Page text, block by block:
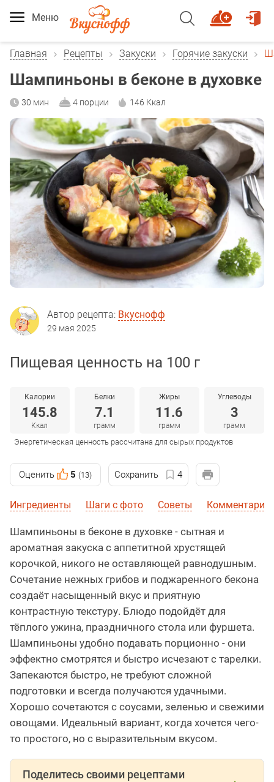
Меню
Главная Рецепты Закуски Горячие закуски
Шампиньоны в беконе в духовке
30 мин 4 порции 146 Ккал
Автор рецепта: Вкуснофф
29 мая 2025
Пищевая ценность на 100 г
Калории
145.8
Ккал
Белки
7.1
грамм
Жиры
11.6
грамм
Углеводы
3
грамм
Энергетическая ценность рассчитана для сырых продуктов
Оценить 5 (13) Сохранить 4
Ингредиенты Шаги с фото Советы Комментарии
Шампиньоны в беконе в духовке - сытная и
ароматная закуска с аппетитной хрустящей
корочкой, никого не оставляющей равнодушным.
Сочетание нежных грибов и поджаренного бекона
создаёт насыщенный вкус и приятную
контрастную текстуру. Блюдо подойдёт для
тёплого ужина, праздничного стола или фуршета.
Шампиньоны удобно подавать порционно - они
эффектно смотрятся и быстро исчезают с тарелки.
Запекаются быстро, не требуют сложной
подготовки и всегда получаются удачными.
Хорошо сочетаются с соусами, зеленью и свежими
овощами. Идеальный вариант, когда хочется чего-
то простого, но с выразительным вкусом.
Поделитесь своими рецептами